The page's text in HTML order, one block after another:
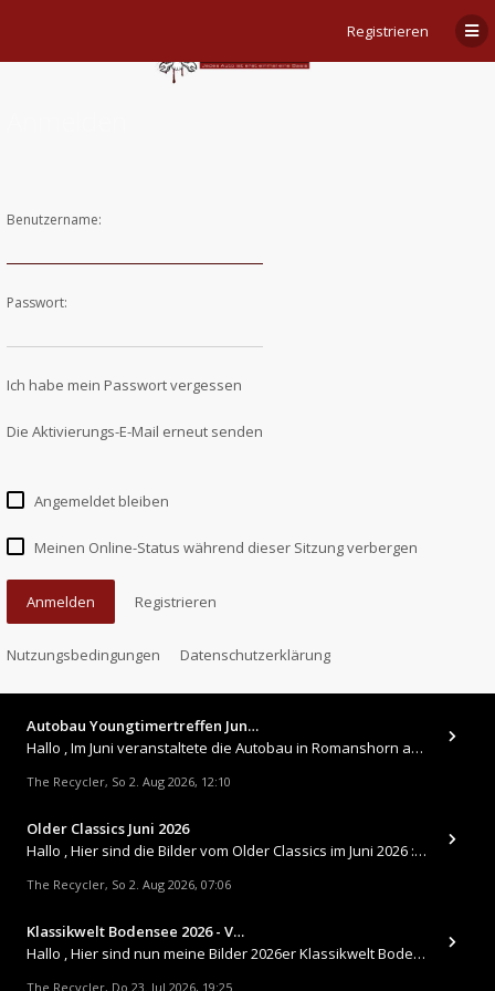
Registrieren
Benutzername:
Passwort:
Ich habe mein Passwort vergessen
Die Aktivierungs-E-Mail erneut senden
Angemeldet bleiben
Meinen Online-Status während dieser Sitzung verbergen
Anmelden Registrieren
Nutzungsbedingungen Datenschutzerklärung
Autobau Youngtimertreffen Jun…
Hallo , Im Juni veranstaltete die Autobau in Romanshorn auf ihrem Gelände ein kleines Youngtimertreffen : https://up.
The Recycler, So 2. Aug 2026, 12:10
Older Classics Juni 2026
​Hallo , Hier sind die Bilder vom Older Classics im Juni 2026 : https://up.picr.de/51155940wd.jpg https://up.pic
The Recycler, So 2. Aug 2026, 07:06
Klassikwelt Bodensee 2026 - V…
Hallo , Hier sind nun meine Bilder 2026er Klassikwelt Bodensee 😀 https://up.picr.de/51125547rb.jpg https://up.pi
The Recycler, Do 23. Jul 2026, 19:25